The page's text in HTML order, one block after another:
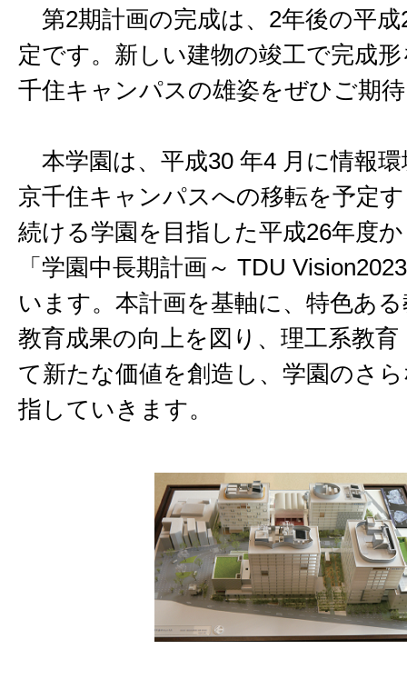
第2期計画の完成は、2年後の平成
定です。新しい建物の竣工で完成
千住キャンパスの雄姿をぜひご期
本学園は、平成30 年4 月に情報
京千住キャンパスへの移転を予定
続ける学園を目指した平成26年度
「学園中長期計画～ TDU
います。本計画を基軸に、特色あ
教育成果の向上を図り、理工系教
て新たな価値を創造し、学園のさ
指していきます。